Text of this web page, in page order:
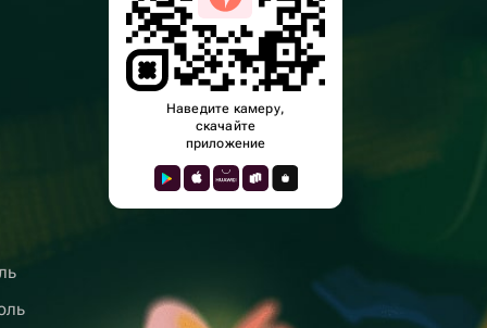
Наведите камеру,
скачайте
приложение